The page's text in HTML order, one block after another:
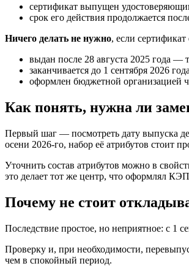
сертификат выпущен
срок его действия продолжается
Ничего делать не нужно, если
выдан после 28 августа 2025 года —
заканчивается до 1 сентября 2026
оформлен бюджетной организацией
Как понять, нужна ли
Первый шаг — посмотреть дату выпуска
осени 2026-го, набор её атрибутов стоит
Уточнить состав атрибутов можно в
это делает тот же центр, что оформлял
Почему не стоит
Последствие простое, но неприятное: с 1
Проверку и, при необходимости,
чем в спокойный период.